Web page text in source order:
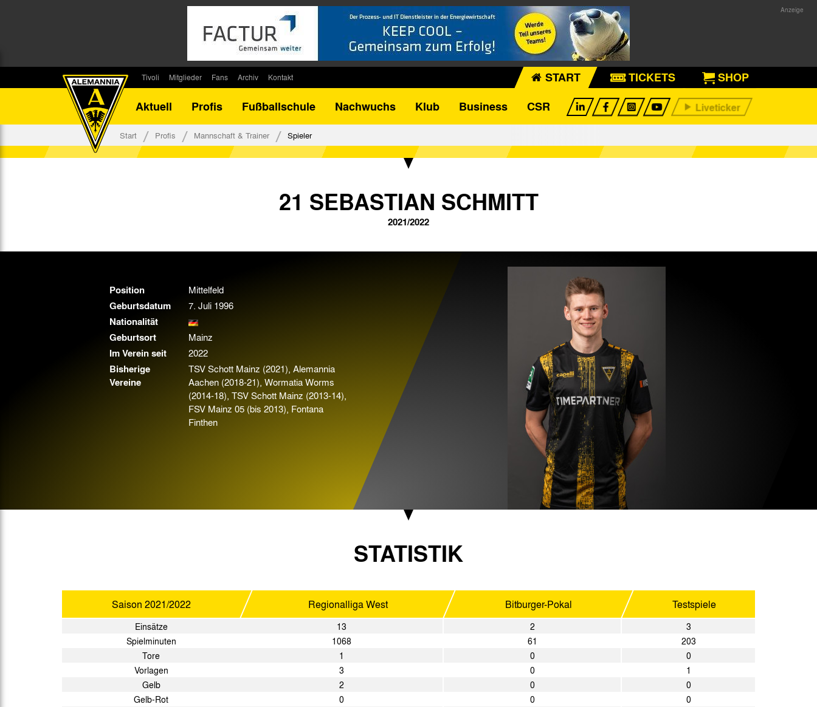
Tivoli
Stadionsprecher
Mitglieder
Kontakt
Fans
Fanbeirat
Fan-Klubs
Archiv
Bilanz DFB-Pokal
Kontakt START TICKETS
SHOP
Aktuell
Profis Fußballschule Nachwuchs Klub Business CSR
Start Profis Mannschaft & Trainer Spieler
21 SEBASTIAN SCHMITT
2021/2022
Position
Mittelfeld
Geburtsdatum
7. Juli 1996
Nationalität
Geburtsort
Mainz
Im Verein seit
2022
Bisherige
Vereine
TSV Schott Mainz (2021), Alemannia
Aachen (2018-21), Wormatia Worms
(2014-18), TSV Schott Mainz (2013-14),
FSV Mainz 05 (bis 2013), Fontana
Finthen
STATISTIK
Saison 2021/2022 Regionalliga West Bitburger-Pokal Testspiele
Einsätze 13 2
3
Spielminuten
1068 61
203
Tore
1 0
0
Vorlagen
3 0
1
Gelb
2 0
0
Gelb-Rot
0 0
0